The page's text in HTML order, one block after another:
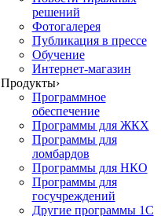
решений
Фотогалерея
Публикация в прессе
Обучение
Интернет-магазин
Продукты›
Программное
обеспечение
Программы для ЖКХ
Программы для
ломбардов
Программы для НКО
Программы для
госучреждений
Другие программы 1С